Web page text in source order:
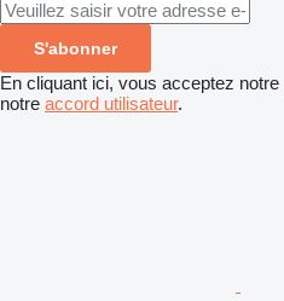
S'abonner
En cliquant ici, vous acceptez notre
notre accord utilisateur.